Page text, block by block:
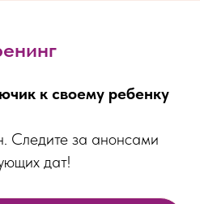
к своему ребенку
Следите за анонсами
дат!